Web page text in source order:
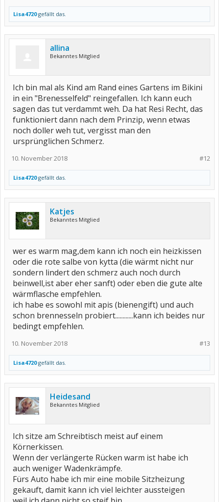
Lisa4720gefällt das.
allina
Bekanntes Mitglied
Ich bin mal als Kind am Rand eines Gartens im Bikini
in ein "Brenesselfeld" reingefallen. Ich kann euch
sagen das tut verdammt weh. Da hat Resi Recht, das
funktioniert dann nach dem Prinzip, wenn etwas
noch doller weh tut, vergisst man den
ursprünglichen Schmerz.
#12
10. November 2018
Lisa4720gefällt das.
Katjes
Bekanntes Mitglied
wer es warm mag,dem kann ich noch ein heizkissen
oder die rote salbe von kytta (die wärmt nicht nur
sondern lindert den schmerz auch noch durch
beinwell,ist aber eher sanft) oder eben die gute alte
wärmflasche empfehlen.
ich habe es sowohl mit apis (bienengift) und auch
schon brennesseln probiert............kann ich beides nur
bedingt empfehlen.
#13
10. November 2018
Lisa4720gefällt das.
Heidesand
Bekanntes Mitglied
Ich sitze am Schreibtisch meist auf einem
Körnerkissen.
Wenn der verlängerte Rücken warm ist habe ich
auch weniger Wadenkrämpfe.
Fürs Auto habe ich mir eine mobile Sitzheizung
gekauft, damit kann ich viel leichter aussteigen